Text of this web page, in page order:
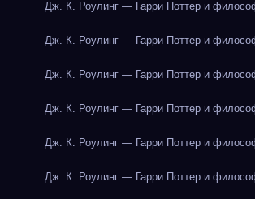
Дж. К. Роулинг — Гарри Поттер и
Дж. К. Роулинг — Гарри Поттер и
Дж. К. Роулинг — Гарри Поттер и
Дж. К. Роулинг — Гарри Поттер и
Дж. К. Роулинг — Гарри Поттер и
Дж. К. Роулинг — Гарри Поттер и